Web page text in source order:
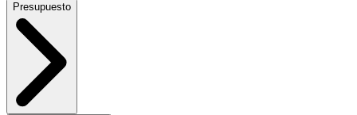
Presupuesto